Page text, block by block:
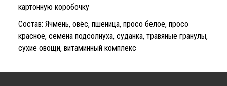
картонную коробочку
Состав: Ячмень, овёс, пшеница, просо белое, просо
красное, семена подсолнуха, суданка, травяные гранулы,
сухие овощи, витаминный комплекс